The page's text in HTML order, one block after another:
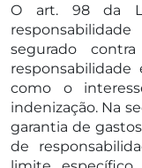
O art. 98 da
segurado
como o
indenização. Na
garantia de
de